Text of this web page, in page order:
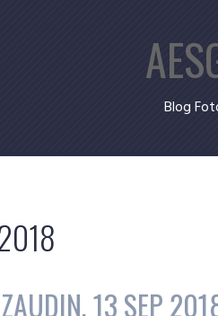
Blog
13 SEP